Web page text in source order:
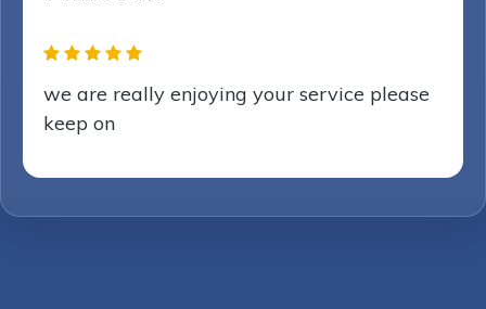
we are really enjoying your service please
keep on